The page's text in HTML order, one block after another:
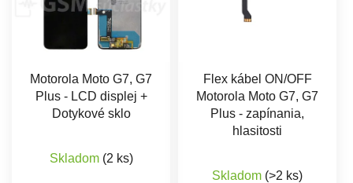
Motorola Moto G7, G7
Plus - LCD displej +
Dotykové sklo
Skladom (2 ks)
Flex kábel ON/OFF
Motorola Moto G7, G7
Plus - zapínania,
hlasitosti
Skladom (>2 ks)